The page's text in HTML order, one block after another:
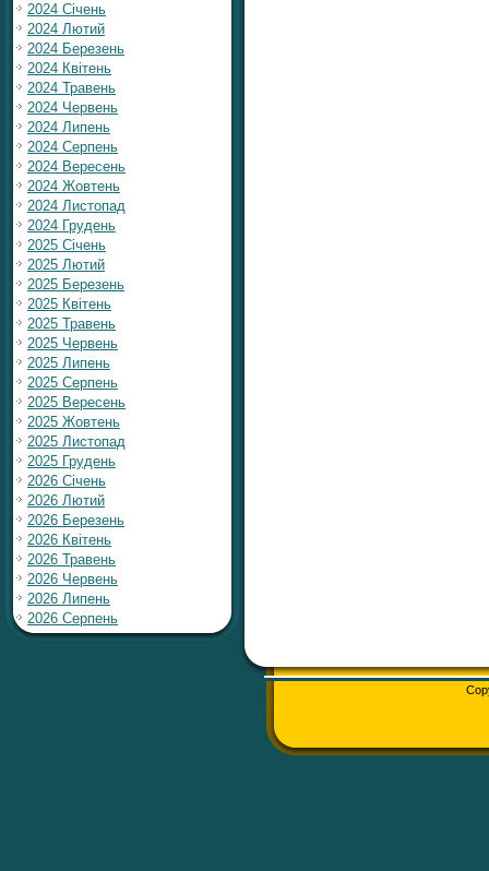
2024 Січень
2024 Лютий
2024 Березень
2024 Квітень
2024 Травень
2024 Червень
2024 Липень
2024 Серпень
2024 Вересень
2024 Жовтень
2024 Листопад
2024 Грудень
2025 Січень
2025 Лютий
2025 Березень
2025 Квітень
2025 Травень
2025 Червень
2025 Липень
2025 Серпень
2025 Вересень
2025 Жовтень
2025 Листопад
2025 Грудень
2026 Січень
2026 Лютий
2026 Березень
2026 Квітень
2026 Травень
2026 Червень
2026 Липень
2026 Серпень